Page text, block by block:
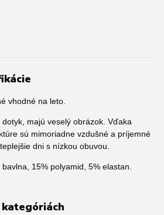
vhodné na leto.
majú veselý obrázok. Vďaka
sú mimoriadne vzdušné a príjemné
dni s nízkou obuvou.
15% polyamid, 5% elastan.
kategóriách